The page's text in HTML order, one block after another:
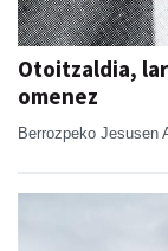
Otoitzaldia,
omenez
Berrozpeko Jesusen